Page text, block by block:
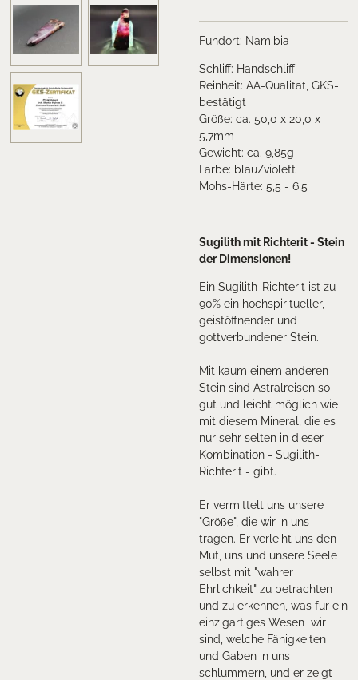
Fundort: Namibia
Schliff: Handschliff
Reinheit: AA-Qualität, GKS-
bestätigt
Größe: ca. 50,0 x 20,0 x
5,7mm
Gewicht: ca. 9,85g
Farbe: blau/violett
Mohs-Härte: 5,5 - 6,5
Sugilith mit Richterit - Stein
der Dimensionen!
Ein Sugilith-Richterit ist zu
90% ein hochspiritueller,
geistöffnender und
gottverbundener Stein.
Mit kaum einem anderen
Stein sind Astralreisen so
gut und leicht möglich wie
mit diesem Mineral, die es
nur sehr selten in dieser
Kombination - Sugilith-
Richterit - gibt.
Er vermittelt uns unsere
"Größe", die wir in uns
tragen. Er verleiht uns den
Mut, uns und unsere Seele
selbst mit "wahrer
Ehrlichkeit" zu betrachten
und zu erkennen, was für ein
einzigartiges Wesen wir
sind, welche Fähigkeiten
und Gaben in uns
schlummern, und er zeigt